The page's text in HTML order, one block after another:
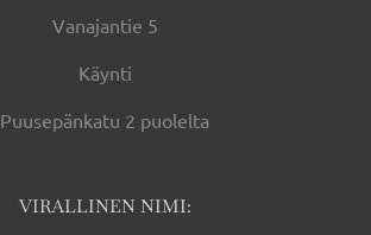
Vanajantie 5
Käynti
Puusepänkatu 2 puolelta
VIRALLINEN NIMI: